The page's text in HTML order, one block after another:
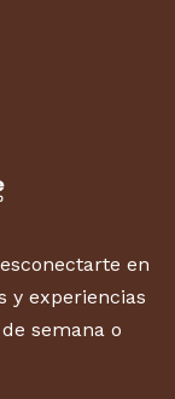
en
y experiencias
semana o